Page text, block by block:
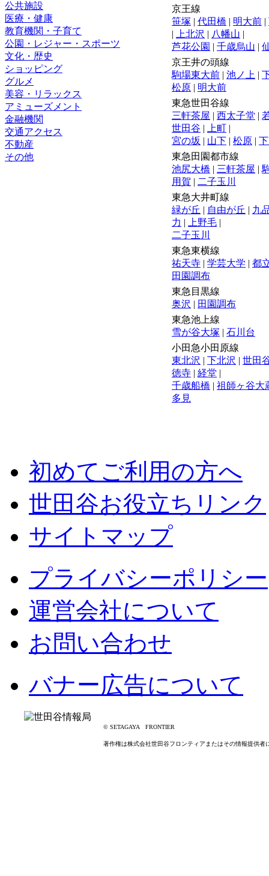
公共施設
医療・健康
教育機関・子育て
公園・レジャー・スポーツ
文化・歴史
ショッピング
グルメ
美容・リラックス
アミューズメント
金融機関
交通アクセス
不動産
その他
京王線
笹塚 | 代田橋 | 明大前 |
|
上北沢 | 八幡山 |
芦花公園 | 千歳烏山 |
京王井の頭線
駒場東大前 | 池ノ上 |
松原 | 明大前
東急世田谷線
三軒茶屋 | 西太子堂 |
世田谷 | 上町 |
宮の坂 | 山下 | 松原 |
東急田園都市線
池尻大橋 | 三軒茶屋 |
用賀 | 二子玉川
東急大井町線
緑が丘 | 自由が丘 | 九
力 | 上野毛 |
二子玉川
東急東横線
祐天寺 | 学芸大学 | 都
田園調布
東急目黒線
奥沢 | 田園調布
東急池上線
雪が谷大塚 | 石川台
小田急小田原線
東北沢 | 下北沢 | 世田
徳寺 | 経堂 |
千歳船橋 | 祖師ヶ谷大
多見
初めてご利用の方へ
世田谷お役立ちリンク
サイトマップ
プライバシーポリシー
運営会社について
お問い合わせ
バナー広告について
© SETAGAYA FRONTIER
著作権は株式会社世田谷フロンティアまたはその情報提供者